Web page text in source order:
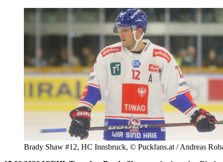
Brady Shaw #12, HC Innsbruck, © Puckfans.at / Andreas